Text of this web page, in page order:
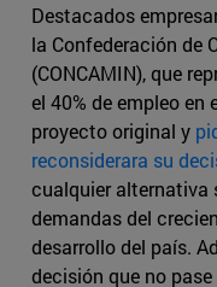
Destacados
la Confederación de
(CONCAMIN), que
el 40% de empleo en
proyecto original y
reconsiderara su
cualquier alternativa
demandas del
desarrollo del país.
decisión que no